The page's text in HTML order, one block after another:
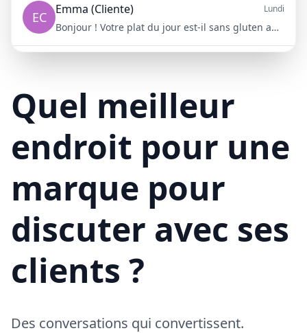
Quel meilleur
endroit pour une
marque pour
discuter avec ses
clients ?
Des conversations qui convertissent.
EC Emma (Cliente) Lundi
Bonjour ! Votre plat du jour est-il sans gluten aujourd'hui ?